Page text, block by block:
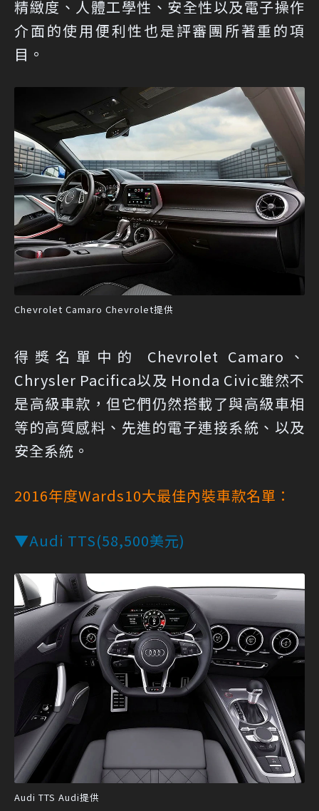
精緻度、人體工學性、安全性以及電子操作
介面的使用便利性也是評審團所著重的項
目。
Chevrolet Camaro Chevrolet提供
得獎名單中的 Chevrolet Camaro、
Chrysler Pacifica以及 Honda Civic雖然不
是高級車款，但它們仍然搭載了與高級車相
等的高質感料、先進的電子連接系統、以及
安全系統。
2016年度Wards10大最佳內裝車款名單：
▼Audi TTS(58,500美元)
Audi TTS Audi提供